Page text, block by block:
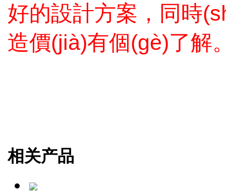
好的設計方案，同
造價(jià)有個(gè)了解
相关产品